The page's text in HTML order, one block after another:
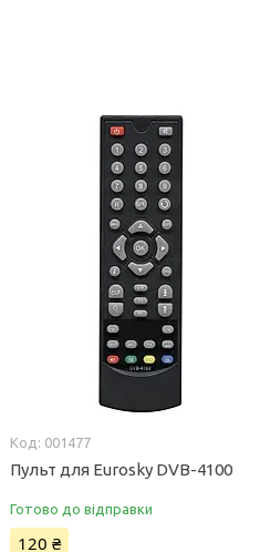
001477
Пульт для Eurosky DVB-4100
Готово до відправки
120 ₴